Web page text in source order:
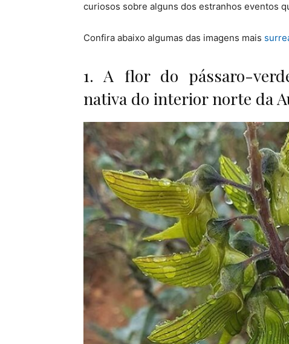
curiosos sobre alguns dos estranhos eventos
Confira abaixo algumas das imagens mais
1. A flor do pássaro-
nativa do interior norte da